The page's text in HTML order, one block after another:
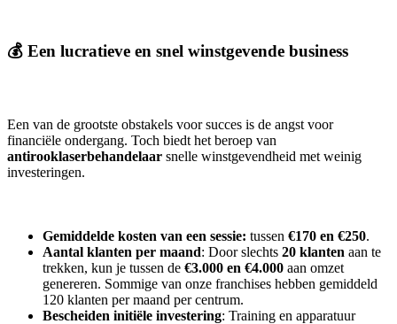
💰 Een lucratieve en snel winstgevende business
Een van de grootste obstakels voor succes is de angst voor
financiële ondergang. Toch biedt het beroep van
antirooklaserbehandelaar snelle winstgevendheid met weinig
investeringen.
Gemiddelde kosten van een sessie: tussen €170 en €250.
Aantal klanten per maand: Door slechts 20 klanten aan te
trekken, kun je tussen de €3.000 en €4.000 aan omzet
genereren. Sommige van onze franchises hebben gemiddeld
120 klanten per maand per centrum.
Bescheiden initiële investering: Training en apparatuur